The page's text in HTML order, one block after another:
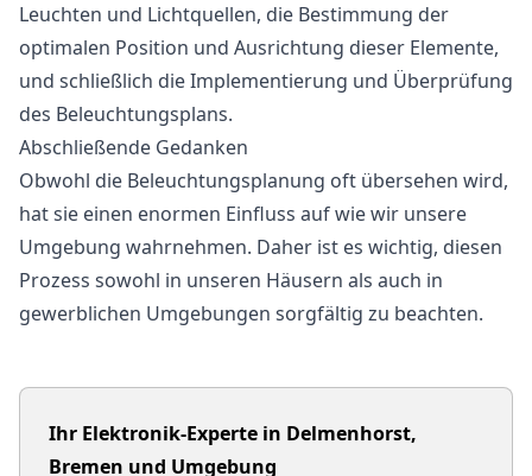
Leuchten und Lichtquellen, die Bestimmung der
optimalen Position und Ausrichtung dieser Elemente,
und schließlich die Implementierung und Überprüfung
des Beleuchtungsplans.
Abschließende Gedanken
Obwohl die Beleuchtungsplanung oft übersehen wird,
hat sie einen enormen Einfluss auf wie wir unsere
Umgebung wahrnehmen. Daher ist es wichtig, diesen
Prozess sowohl in unseren Häusern als auch in
gewerblichen Umgebungen sorgfältig zu beachten.
Ihr Elektronik-Experte in Delmenhorst,
Bremen und Umgebung